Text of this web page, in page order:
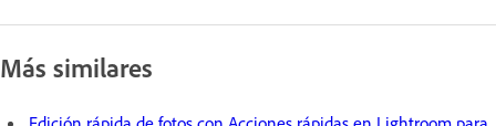
Más similares